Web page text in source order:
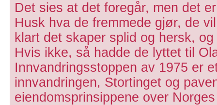
Det sies at det foregår, men det
Husk hva de fremmede gjør, de
klart det skaper splid og hersk,
Hvis ikke, så hadde de lyttet til
Innvandringsstoppen av 1975 er
innvandringen, Stortinget og
eiendomsprinsippene over